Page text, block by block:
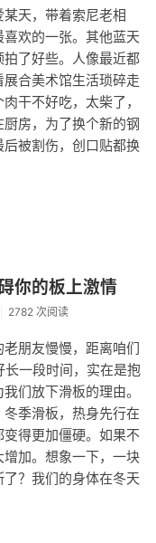
天，带着索尼老相
欢的一张。其他蓝天
了好些。人像最近都
合美术馆生活琐碎走
干不好吃，太柴了，
房，为了换个新的钢
被割伤，创口贴都换
你的板上激情
2782 次阅读
朋友慢慢，距离咱们
长一段时间，实在是抱
们放下滑板的理由。
季滑板，热身先行在
得更加僵硬。如果不
加。想象一下，一块
？我们的身体在冬天